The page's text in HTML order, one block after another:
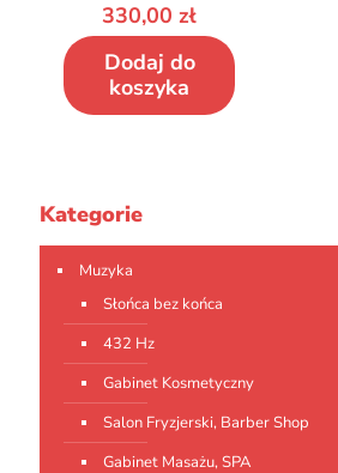
330,00zł
Dodaj do
koszyka
Kategorie
Muzyka
Słońca bez końca
432 Hz
Gabinet Kosmetyczny
Salon Fryzjerski, Barber Shop
Gabinet Masażu, SPA